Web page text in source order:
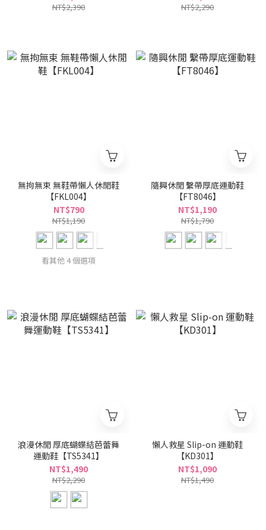
NT$2,390 NT$2,290
無拘無束 無鞋帶懶人休閒鞋
【FKL004】
NT$790
NT$1,190
看其他 4 個選項
隨興休閒 繫帶厚底運動鞋
【FT8046】
NT$1,190
NT$1,790
浪漫休閒 厚底蝴蝶結芭蕾舞
運動鞋【TS5341】
NT$1,490
NT$2,290
懶人救星 Slip-on 運動鞋
【KD301】
NT$1,090
NT$1,490